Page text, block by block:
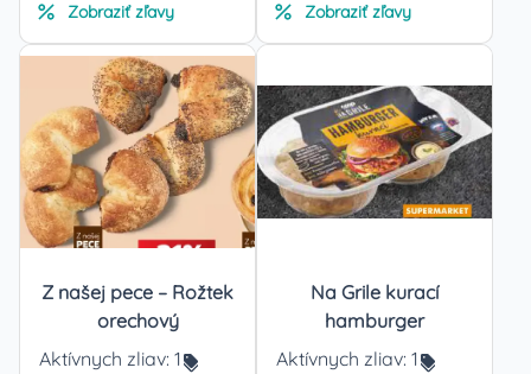
Zobraziť zľavy Zobraziť zľavy
Z našej pece – Rožtek
orechový
Aktívnych zliav: 1
Na Grile kurací
hamburger
Aktívnych zliav: 1